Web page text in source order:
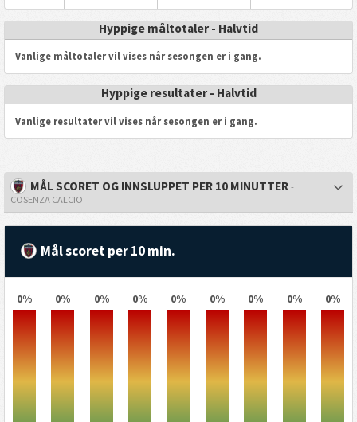
Hyppige måltotaler - Halvtid
Vanlige måltotaler vil vises når sesongen er i gang.
Hyppige resultater - Halvtid
Vanlige resultater vil vises når sesongen er i gang.
MÅL SCORET OG INNSLUPPET PER 10 MINUTTER -
COSENZA CALCIO
Mål scoret per 10 min.
0% 0% 0% 0% 0% 0% 0% 0% 0%